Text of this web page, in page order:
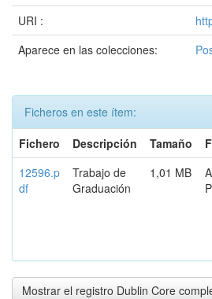
URI :
Aparece en las colecciones:
Ficheros en este ítem:
Fichero
Descripción Tamaño
12596.p
df
Trabajo de
Graduación
1,01 MB
Mostrar el registro Dublin Core